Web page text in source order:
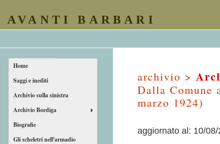
AVANTI BARBARI
Home
Saggi e inediti
Archivio sulla sinistra
Archivio Bordiga
Biografie
Gli scheletri nell'armadio
archivio >
Dalla
marzo 1924)
aggiornato al: 10/08/